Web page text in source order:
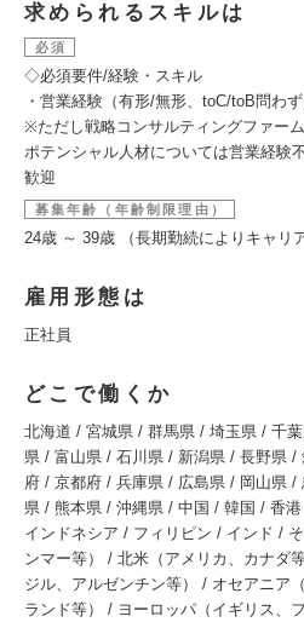
求められるスキルは
必須
◇必須要件/経験・スキル
・営業経験（有形/無形、toC/toB問わず
※ただし戦略コンサルティングファー
ポテンシャル人材については営業経験
歓迎
募集年齢（年齢制限理由）
24歳 ～ 39歳 （長期勤続によりキャリ
雇用形態は
正社員
どこで働くか
北海道 / 宮城県 / 群馬県 / 埼玉県 / 千
県 / 富山県 / 石川県 / 新潟県 / 長野県 /
府 / 京都府 / 兵庫県 / 広島県 / 岡山県 /
県 / 熊本県 / 沖縄県 / 中国 / 韓国 / 香
インドネシア / フィリピン / インド /
ンマー等） / 北米（アメリカ、カナダ
ジル、アルゼンチン等） / オセアニア
ランド等） / ヨーロッパ（イギリス、